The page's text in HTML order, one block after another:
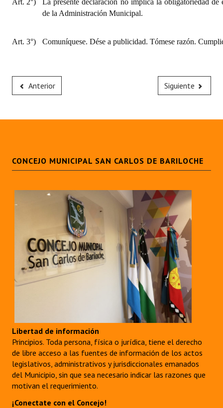
Art. 2°)
La presente declaración no implica la obligatoriedad de
de la Administración Municipal.
Art. 3°) Comuníquese. Dése a publicidad. Tómese razón.
Anterior Siguiente
CONCEJO MUNICIPAL SAN CARLOS DE BARILOCHE
Libertad de información
Principios. Toda persona, física o jurídica, tiene el derecho
de libre acceso a las fuentes de información de los actos
legislativos, administrativos y jurisdiccionales emanados
del Municipio, sin que sea necesario indicar las razones que
motivan el requerimiento.
¡Conectate con el Concejo!